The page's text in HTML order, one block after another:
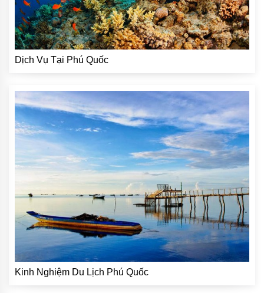
Dịch Vụ Tại Phú Quốc
Kinh Nghiệm Du Lịch Phú Quốc